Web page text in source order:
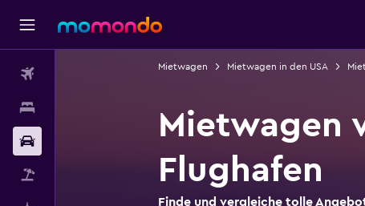
Mietwagen Mietwagen in den USA
Mietwagen
Flughafen
Finde und vergleiche tolle